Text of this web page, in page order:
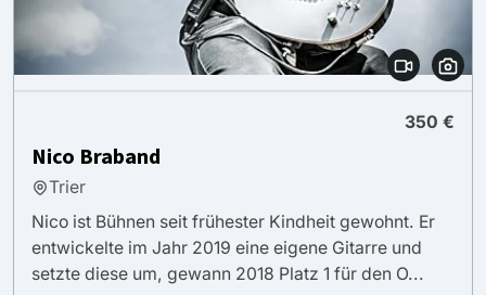
350 €
Nico Braband
Trier
Nico ist Bühnen seit frühester Kindheit gewohnt. Er
entwickelte im Jahr 2019 eine eigene Gitarre und
setzte diese um, gewann 2018 Platz 1 für den O...